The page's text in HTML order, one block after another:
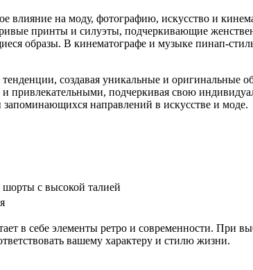
влияние на моду, фотографию, искусство и
принты и силуэты, подчеркивающие
образы. В кинематографе и музыке пинап-
создавая уникальные и оригинальные
подчеркивая свою
направлений в искусстве и моде.
с высокой талией
в себе элементы ретро и современности. При
вашему характеру и стилю жизни.